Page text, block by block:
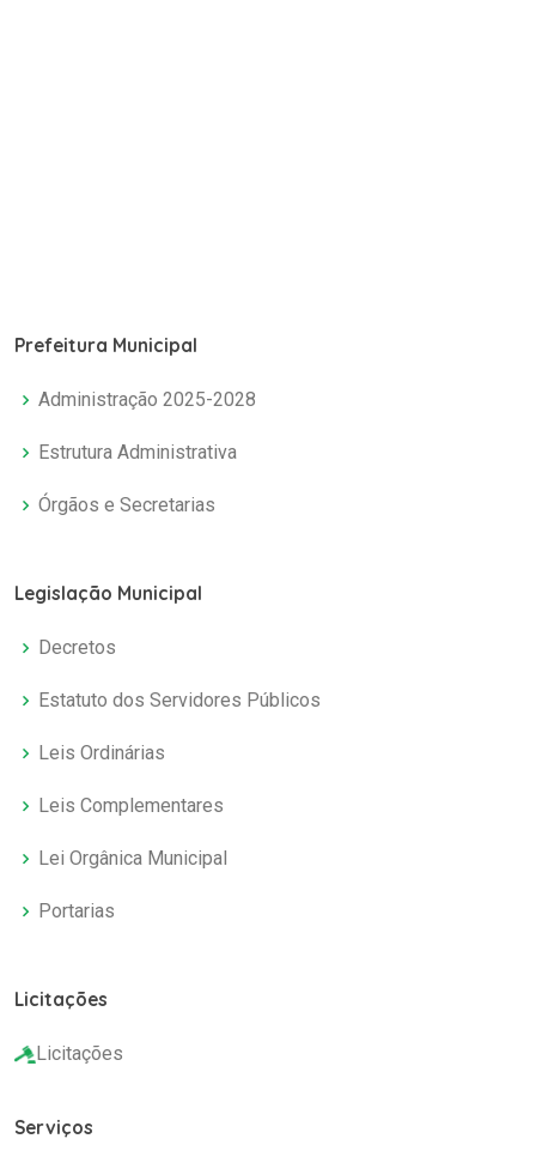
Prefeitura Municipal
Administração 2025-2028
Estrutura Administrativa
Órgãos e Secretarias
Legislação Municipal
Decretos
Estatuto dos Servidores Públicos
Leis Ordinárias
Leis Complementares
Lei Orgânica Municipal
Portarias
Licitações
Licitações
Serviços